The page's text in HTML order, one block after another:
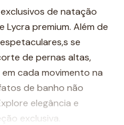
de natação
premium. Além de
se
de pernas altas,
cada movimento na
de banho não
elegância e
exclusiva.